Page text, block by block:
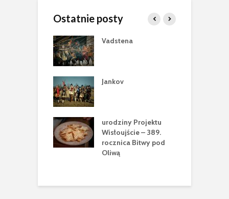
Ostatnie posty
Vadstena
Jankov
urodziny Projektu
Wisłoujście – 389.
rocznica Bitwy pod
Oliwą